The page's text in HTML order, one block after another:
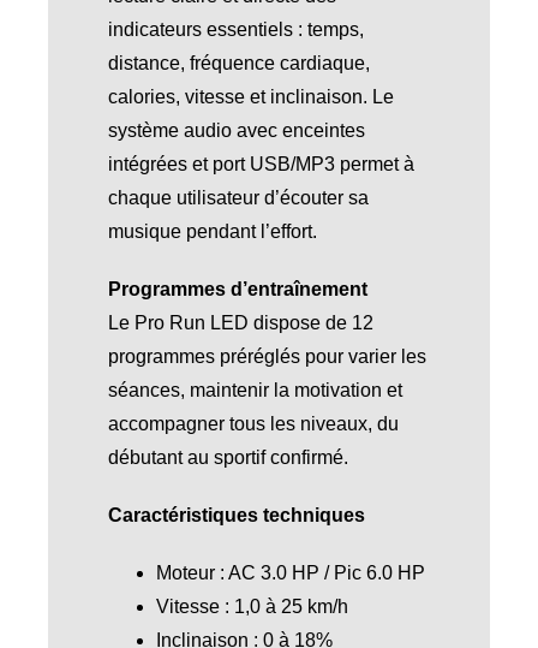
indicateurs essentiels : temps,
distance, fréquence cardiaque,
calories, vitesse et inclinaison. Le
système audio avec enceintes
intégrées et port USB/MP3 permet à
chaque utilisateur d’écouter sa
musique pendant l’effort.
Programmes d’entraînement
Le Pro Run LED dispose de 12
programmes préréglés pour varier les
séances, maintenir la motivation et
accompagner tous les niveaux, du
débutant au sportif confirmé.
Caractéristiques techniques
Moteur : AC 3.0 HP / Pic 6.0 HP
Vitesse : 1,0 à 25 km/h
Inclinaison : 0 à 18%